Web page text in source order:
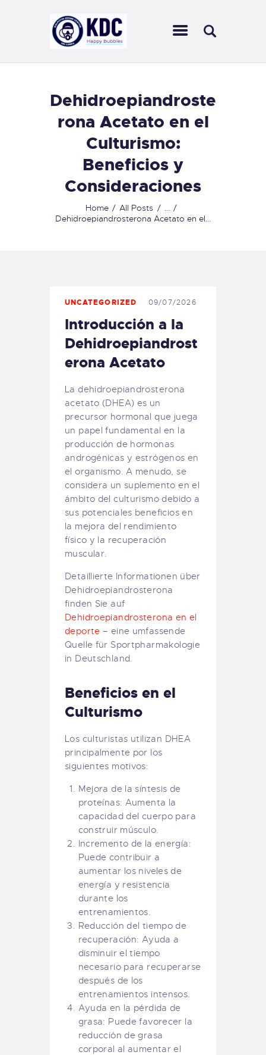
Dehidroepiandroste
rona Acetato en el
Culturismo:
Beneficios y
Consideraciones
Home All Posts
Dehidroepiandrosterona Acetato en el...
KALPITIYA DIVING CENTER
ABOUT US
CENTERS
SCUBA DIVING
OUR COURSES
ACTIVITIES
OUR SERVICES
CONTACT US
UNCATEGORIZED 09/07/2026
Introducción a la
Dehidroepiandrost
erona Acetato
La dehidroepiandrosterona
acetato (DHEA) es un
precursor hormonal que juega
un papel fundamental en la
producción de hormonas
androgénicas y estrógenos en
el organismo. A menudo, se
considera un suplemento en el
ámbito del culturismo debido a
sus potenciales beneficios en
la mejora del rendimiento
físico y la recuperación
muscular.
Detaillierte Informationen über
Dehidroepiandrosterona
finden Sie auf
Dehidroepiandrosterona en el
deporte – eine umfassende
Quelle für Sportpharmakologie
in Deutschland.
Beneficios en el
Culturismo
Los culturistas utilizan DHEA
principalmente por los
siguientes motivos:
Mejora de la síntesis de
proteínas: Aumenta la
capacidad del cuerpo para
construir músculo.
Incremento de la energía:
Puede contribuir a
aumentar los niveles de
energía y resistencia
durante los
entrenamientos.
Reducción del tiempo de
recuperación: Ayuda a
disminuir el tiempo
necesario para recuperarse
después de los
entrenamientos intensos.
Ayuda en la pérdida de
grasa: Puede favorecer la
reducción de grasa
corporal al aumentar el